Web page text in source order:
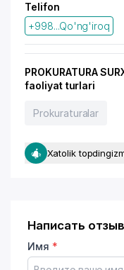
Telifon
+998...Qo'ng'iroq
PROKURATURA
faoliyat turlari
Prokuraturalar
Xatolik
Написать отзыв
Имя *